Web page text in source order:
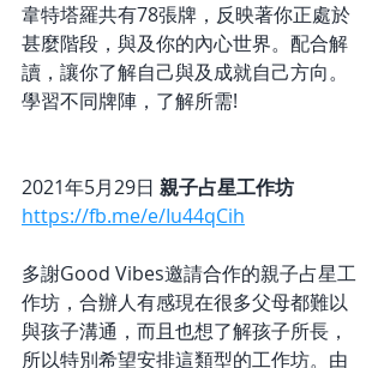
韋特塔羅共有78張牌，反映著你正處於
甚麼階段，與及你的內心世界。配合解
讀，讓你了解自己與及成就自己方向。
學習不同牌陣，了解所需!
2021年5月29日 親子占星工作坊
https://fb.me/e/Iu44qCih
多謝Good Vibes邀請合作的親子占星工
作坊，合辦人有感現在很多父母都難以
與孩子溝通，而且也想了解孩子所長，
所以特別希望安排這類型的工作坊。由